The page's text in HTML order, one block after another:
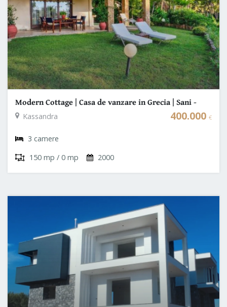
Modern Cottage | Casa de vanzare in Grecia | Sani -
Kassandra Halkidiki
Kassandra 400.000 €
3 camere
150 mp / 0 mp
2000